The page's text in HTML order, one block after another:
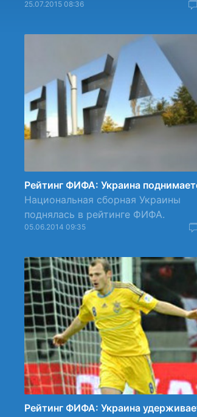
25.07.2015 08:36
Рейтинг ФИФА: Украина
Национальная сборная Украины
поднялась в рейтинге ФИФА.
05.06.2014 09:35
Рейтинг ФИФА: Украина